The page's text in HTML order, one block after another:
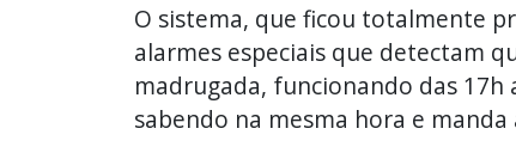
O sistema, que ficou totalmente
alarmes especiais que detectam
madrugada, funcionando das 17h
sabendo na mesma hora e